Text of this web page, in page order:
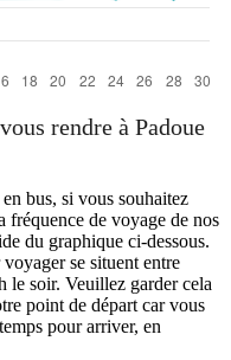
rendre à Padoue
bus, si vous souhaitez
de voyage de nos
du graphique ci-dessous.
se situent entre
le soir. Veuillez garder cela
point de départ car vous
pour arriver, en